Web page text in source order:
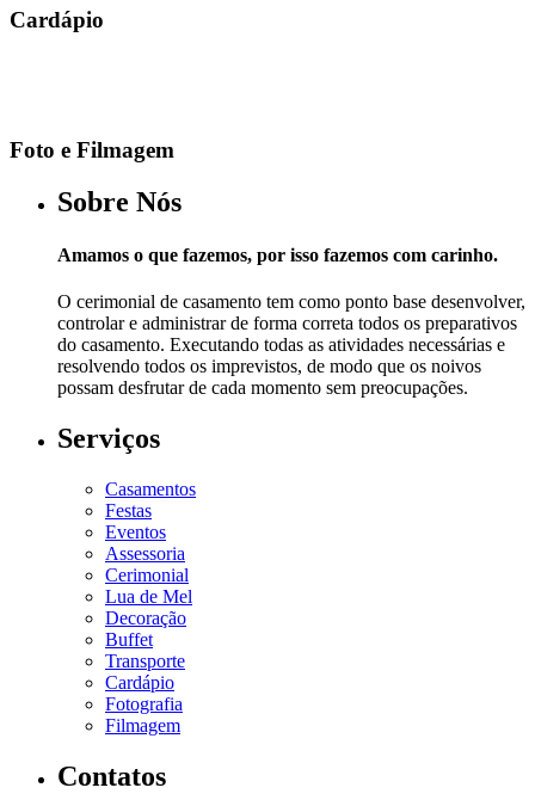
Cardápio
Foto e Filmagem
Sobre Nós
Amamos o que fazemos, por isso fazemos com carinho.
O cerimonial de casamento tem como ponto base desenvolver,
controlar e administrar de forma correta todos os preparativos
do casamento. Executando todas as atividades necessárias e
resolvendo todos os imprevistos, de modo que os noivos
possam desfrutar de cada momento sem preocupações.
Serviços
Casamentos
Festas
Eventos
Assessoria
Cerimonial
Lua de Mel
Decoração
Buffet
Transporte
Cardápio
Fotografia
Filmagem
Contatos